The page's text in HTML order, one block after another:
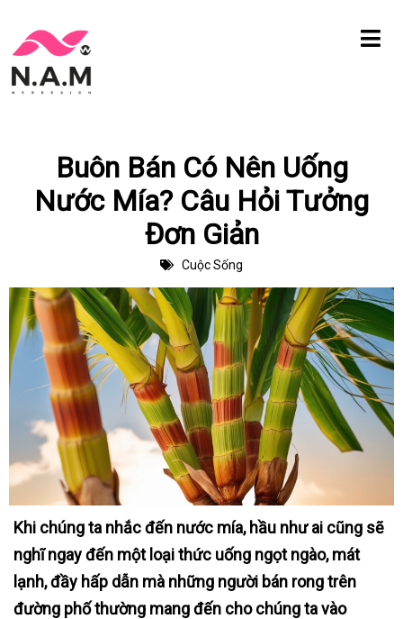
Chuyển
tới
Buôn Bán Có Nên Uống
Nước Mía? Câu Hỏi Tưởng
Đơn Giản
Cuộc Sống
Khi chúng ta nhắc đến nước mía, hầu như ai cũng sẽ
nghĩ ngay đến một loại thức uống ngọt ngào, mát
lạnh, đầy hấp dẫn mà những người bán rong trên
đường phố thường mang đến cho chúng ta vào